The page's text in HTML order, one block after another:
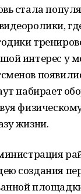
стала
интерес у
набирает
жизни.
создания